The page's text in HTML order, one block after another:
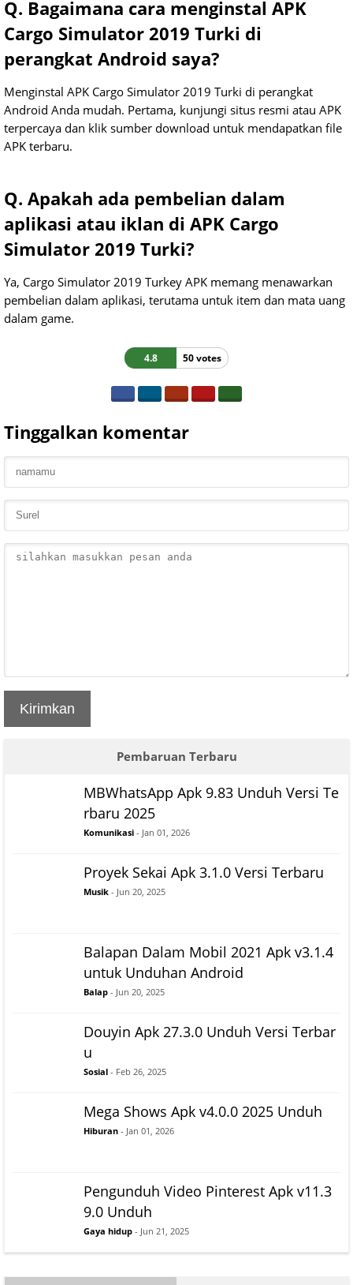
Q. Bagaimana cara menginstal APK
Cargo Simulator 2019 Turki di
perangkat Android saya?
Menginstal APK Cargo Simulator 2019 Turki di perangkat
Android Anda mudah. Pertama, kunjungi situs resmi atau APK
terpercaya dan klik sumber download untuk mendapatkan file
APK terbaru.
Q. Apakah ada pembelian dalam
aplikasi atau iklan di APK Cargo
Simulator 2019 Turki?
Ya, Cargo Simulator 2019 Turkey APK memang menawarkan
pembelian dalam aplikasi, terutama untuk item dan mata uang
dalam game.
4.8 50 votes
Tinggalkan komentar
Kirimkan
Pembaruan Terbaru
MBWhatsApp Apk 9.83 Unduh Versi Te
rbaru 2025
Komunikasi - Jan 01, 2026
Proyek Sekai Apk 3.1.0 Versi Terbaru
Musik - Jun 20, 2025
Balapan Dalam Mobil 2021 Apk v3.1.4
untuk Unduhan Android
Balap - Jun 20, 2025
Douyin Apk 27.3.0 Unduh Versi Terbar
u
Sosial - Feb 26, 2025
Mega Shows Apk v4.0.0 2025 Unduh
Hiburan - Jan 01, 2026
Pengunduh Video Pinterest Apk v11.3
9.0 Unduh
Gaya hidup - Jun 21, 2025